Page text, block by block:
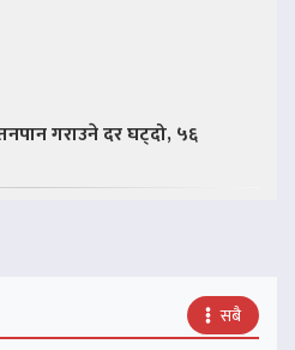
गराउने दर घट्दो, ५६
सबै